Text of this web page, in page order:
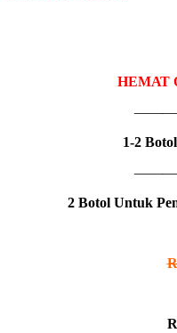
HEMAT
1-2
2 Botol Untuk